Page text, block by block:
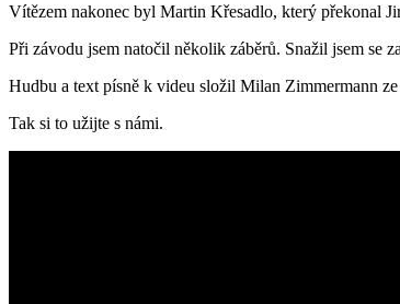
Vítězem nakonec byl Martin Křesadlo, který překonal
Při závodu jsem natočil několik záběrů. Snažil jsem se
Hudbu a text písně k videu složil Milan Zimmermann
Tak si to užijte s námi.